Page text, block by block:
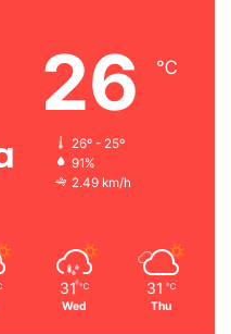
26 ℃
26º - 25º
91%
2.49 km/h
31 ℃
Wed
31 ℃
Thu